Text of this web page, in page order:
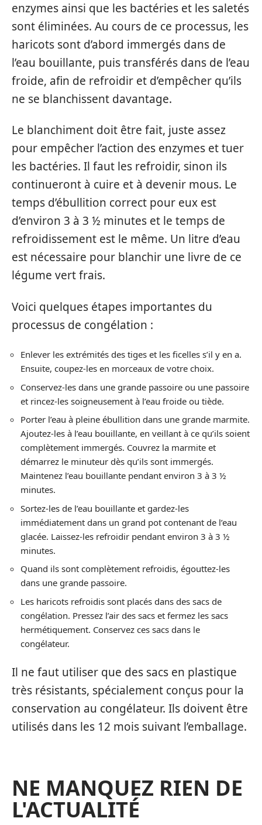
enzymes ainsi que les bactéries et les saletés
sont éliminées. Au cours de ce processus, les
haricots sont d’abord immergés dans de
l’eau bouillante, puis transférés dans de l’eau
froide, afin de refroidir et d’empêcher qu’ils
ne se blanchissent davantage.
Le blanchiment doit être fait, juste assez
pour empêcher l’action des enzymes et tuer
les bactéries. Il faut les refroidir, sinon ils
continueront à cuire et à devenir mous. Le
temps d’ébullition correct pour eux est
d’environ 3 à 3 ½ minutes et le temps de
refroidissement est le même. Un litre d’eau
est nécessaire pour blanchir une livre de ce
légume vert frais.
Voici quelques étapes importantes du
processus de congélation :
Enlever les extrémités des tiges et les ficelles s’il y en a.
Ensuite, coupez-les en morceaux de votre choix.
Conservez-les dans une grande passoire ou une passoire
et rincez-les soigneusement à l’eau froide ou tiède.
Porter l’eau à pleine ébullition dans une grande marmite.
Ajoutez-les à l’eau bouillante, en veillant à ce qu’ils soient
complètement immergés. Couvrez la marmite et
démarrez le minuteur dès qu’ils sont immergés.
Maintenez l’eau bouillante pendant environ 3 à 3 ½
minutes.
Sortez-les de l’eau bouillante et gardez-les
immédiatement dans un grand pot contenant de l’eau
glacée. Laissez-les refroidir pendant environ 3 à 3 ½
minutes.
Quand ils sont complètement refroidis, égouttez-les
dans une grande passoire.
Les haricots refroidis sont placés dans des sacs de
congélation. Pressez l’air des sacs et fermez les sacs
hermétiquement. Conservez ces sacs dans le
congélateur.
Il ne faut utiliser que des sacs en plastique
très résistants, spécialement conçus pour la
conservation au congélateur. Ils doivent être
utilisés dans les 12 mois suivant l’emballage.
NE MANQUEZ RIEN DE
L'ACTUALITÉ